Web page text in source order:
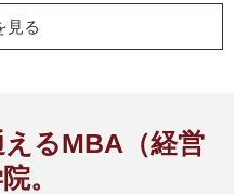
見る
るMBA（経営
。